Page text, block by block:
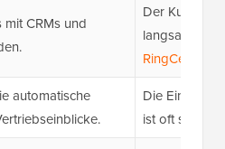
CRMs und
Der
langsam
RingCentral-
automatische
Die
ist oft